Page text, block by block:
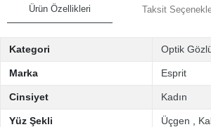
Ürün Özellikleri Taksit
Kategori Optik
Marka Esprit
Cinsiyet Kadın
Yüz Şekli Üçgen